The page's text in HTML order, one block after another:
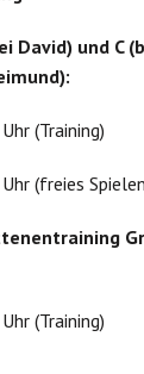
David) und C
(Training)
(freies
(Training)